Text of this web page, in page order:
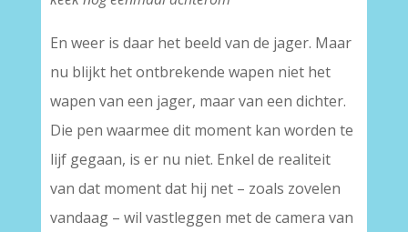
En weer is daar het beeld van de jager. Maar
nu blijkt het ontbrekende wapen niet het
wapen van een jager, maar van een dichter.
Die pen waarmee dit moment kan worden te
lijf gegaan, is er nu niet. Enkel de realiteit
van dat moment dat hij net – zoals zovelen
vandaag – wil vastleggen met de camera van